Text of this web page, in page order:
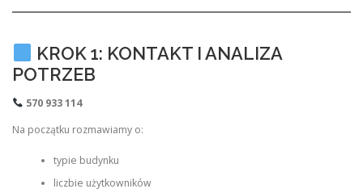
KROK 1: KONTAKT I ANALIZA
POTRZEB
570 933 114
Na początku rozmawiamy o:
typie budynku
liczbie użytkowników